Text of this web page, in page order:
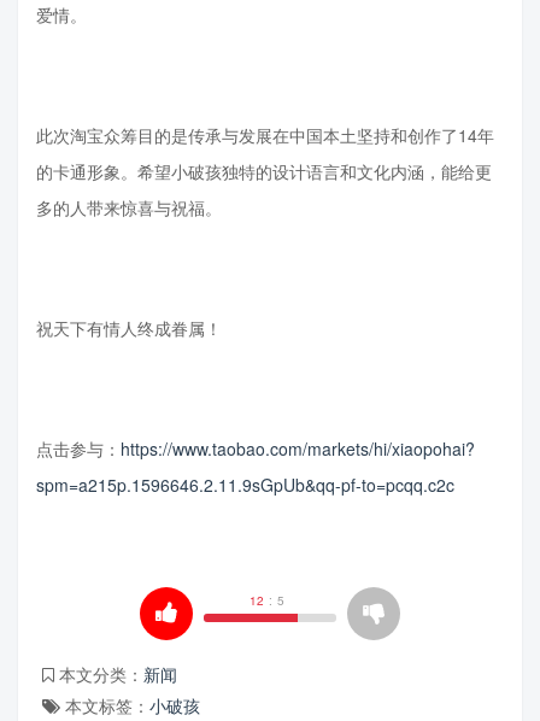
爱情。
此次淘宝众筹目的是传承与发展在中国本土坚持和创作了14年
的卡通形象。希望小破孩独特的设计语言和文化内涵，能给更
多的人带来惊喜与祝福。
祝天下有情人终成眷属！
点击参与： https://www.taobao.com/markets/hi/xiaopohai?
spm=a215p.1596646.2.11.9sGpUb&qq-pf-to=pcqq.c2c
12 : 5
本文分类： 新闻
本文标签： 小破孩